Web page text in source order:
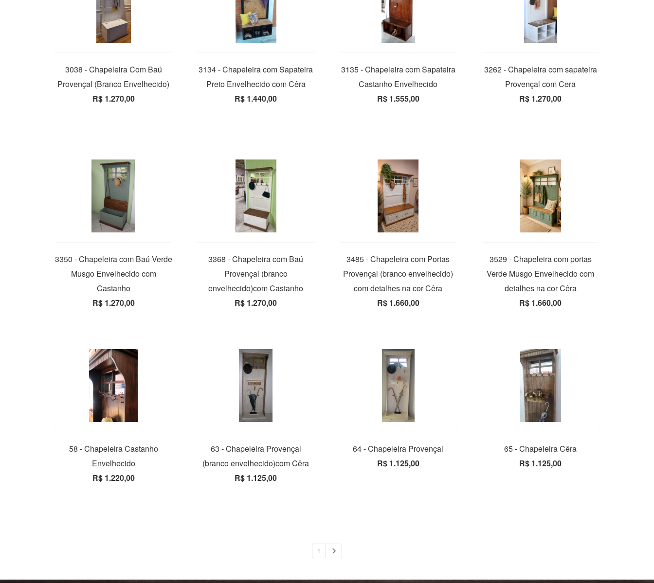
3038 - Chapeleira Com Baú
Provençal (Branco Envelhecido)
R$ 1.270,00
3134 - Chapeleira com Sapateira
Preto Envelhecido com Cêra
R$ 1.440,00
3135 - Chapeleira com Sapateira
Castanho Envelhecido
R$ 1.555,00
3262 - Chapeleira com sapateira
Provençal com Cera
R$ 1.270,00
3350 - Chapeleira com Baú Verde
Musgo Envelhecido com
Castanho
R$ 1.270,00
3368 - Chapeleira com Baú
Provençal (branco
envelhecido)com Castanho
R$ 1.270,00
3485 - Chapeleira com Portas
Provençal (branco envelhecido)
com detalhes na cor Cêra
R$ 1.660,00
3529 - Chapeleira com portas
Verde Musgo Envelhecido com
detalhes na cor Cêra
R$ 1.660,00
58 - Chapeleira Castanho
Envelhecido
R$ 1.220,00
63 - Chapeleira Provençal
(branco envelhecido)com Cêra
R$ 1.125,00
64 - Chapeleira Provençal
R$ 1.125,00
65 - Chapeleira Cêra
R$ 1.125,00
1